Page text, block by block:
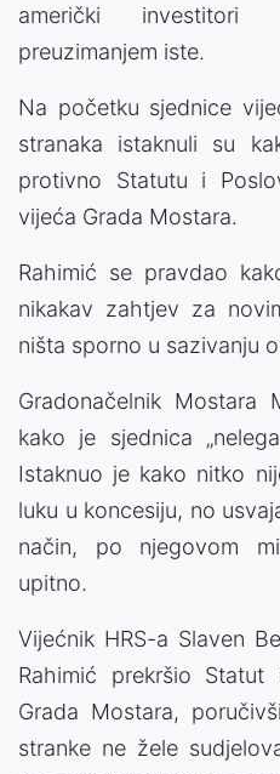
američki
preuzimanjem iste.
Na početku sjednice
stranaka istaknuli su
protivno Statutu i
vijeća Grada Mostara.
Rahimić se pravdao
nikakav zahtjev za
ništa sporno u sazivanju
Gradonačelnik
kako je sjednica
Istaknuo je kako nitko
luku u koncesiju, no
način, po njegovom
upitno.
Vijećnik HRS-a Slaven
Rahimić prekršio
Grada Mostara,
stranke ne žele